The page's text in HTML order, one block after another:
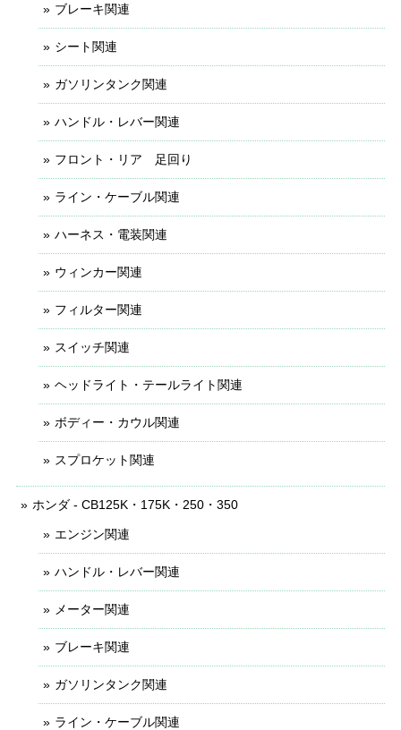
ブレーキ関連
シート関連
ガソリンタンク関連
ハンドル・レバー関連
フロント・リア 足回り
ライン・ケーブル関連
ハーネス・電装関連
ウィンカー関連
フィルター関連
スイッチ関連
ヘッドライト・テールライト関連
ボディー・カウル関連
スプロケット関連
ホンダ - CB125K・175K・250・350
エンジン関連
ハンドル・レバー関連
メーター関連
ブレーキ関連
ガソリンタンク関連
ライン・ケーブル関連